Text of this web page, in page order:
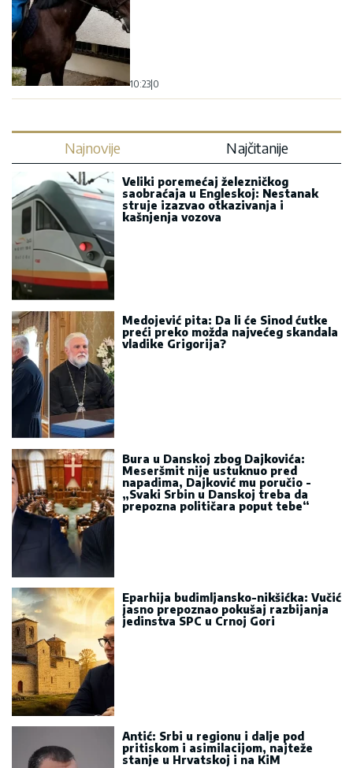
10:23|0
Najnovije Najčitanije
Veliki poremećaj železničkog
saobraćaja u Engleskoj: Nestanak
struje izazvao otkazivanja i
kašnjenja vozova
Medojević pita: Da li će Sinod ćutke
preći preko možda najvećeg skandala
vladike Grigorija?
Bura u Danskoj zbog Dajkovića:
Meseršmit nije ustuknuo pred
napadima, Dajković mu poručio -
„Svaki Srbin u Danskoj treba da
prepozna političara poput tebe“
Eparhija budimljansko-nikšićka: Vučić
jasno prepoznao pokušaj razbijanja
jedinstva SPC u Crnoj Gori
Antić: Srbi u regionu i dalje pod
pritiskom i asimilacijom, najteže
stanje u Hrvatskoj i na KiM